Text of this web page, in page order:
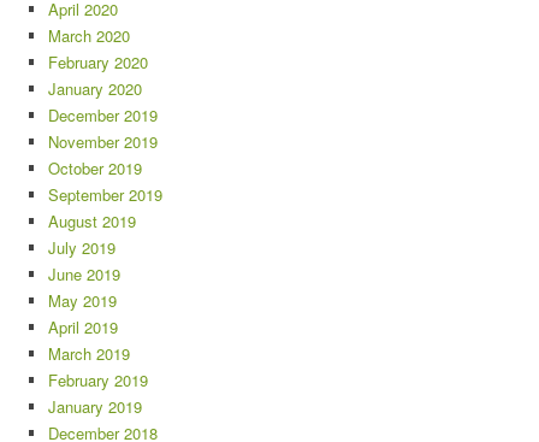
April 2020
March 2020
February 2020
January 2020
December 2019
November 2019
October 2019
September 2019
August 2019
July 2019
June 2019
May 2019
April 2019
March 2019
February 2019
January 2019
December 2018